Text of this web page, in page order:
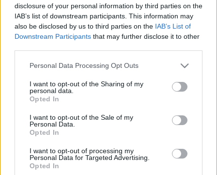
disclosure of your personal information by third parties on the
IAB’s list of downstream participants. This information may
also be disclosed by us to third parties on the IAB’s List of
Downstream Participants that may further disclose it to other
Please note that this website/app uses one or more Google
not limited to your visit or usage behaviour. You may click to
grant or deny consent to Google and its third-party tags to
use your data for below specified purposes in below Google
consent section.
Personal Data Processing Opt Outs
I want to opt-out of the Sharing of my
personal data.
Opted In
I want to opt-out of the Sale of my
Personal Data.
Opted In
I want to opt-out of processing my
Personal Data for Targeted Advertising.
Opted In
személyiségformáló hatása van - utalt a korábbi
seregszemlék tapasztalataira Hollósi Péter.
A munka során a sérülteket filmezésben jártas emberek
segítik, felkészítésükben az egri Magyar Speciális Művészeti
alkotási folyamat során igyekeznek háttérben maradni, s
csak azokat a munkafázisokat végzik el, amelyekre a
fogyatékosok nem képesek - mutatott rá az
intézményvezető, hozzátéve, hogy az egyesületnek
nemzetközi bemutatóra is.